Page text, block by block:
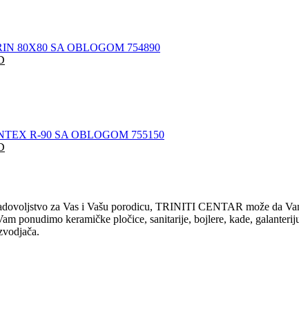
80X80 SA OBLOGOM 754890
R-90 SA OBLOGOM 755150
za Vas i Vašu porodicu, TRINITI CENTAR može da
ponudimo keramičke pločice, sanitarije, bojlere, kade,